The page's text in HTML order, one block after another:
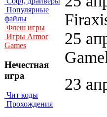
Популярные
файлы
Флеш игры
Игры Armor
Games
Нечестная
игра
Чит коды
Прохождения
25
23